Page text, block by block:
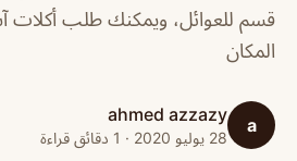
قسم للعوائل، ويمكنك طلب
المكان
a
ahmed azzazy
28 يوليو 2020 · 1 دقائق قراءة